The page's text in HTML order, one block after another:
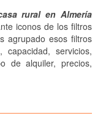
rural en Almería
iconos de los filtros
agrupado esos filtros
servicios,
de alquiler, precios,